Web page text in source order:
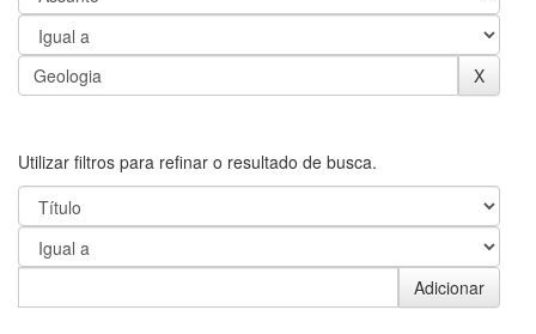
Utilizar filtros para refinar o resultado de busca.